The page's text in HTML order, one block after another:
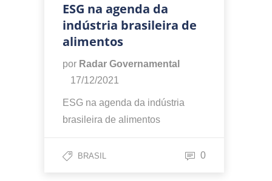
ESG na agenda da
indústria brasileira de
alimentos
por Radar Governamental
17/12/2021
ESG na agenda da indústria
brasileira de alimentos
BRASIL 0